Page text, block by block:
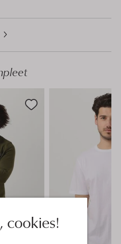
cookies!